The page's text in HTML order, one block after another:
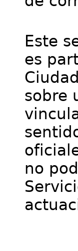
Este
es
sobre
no